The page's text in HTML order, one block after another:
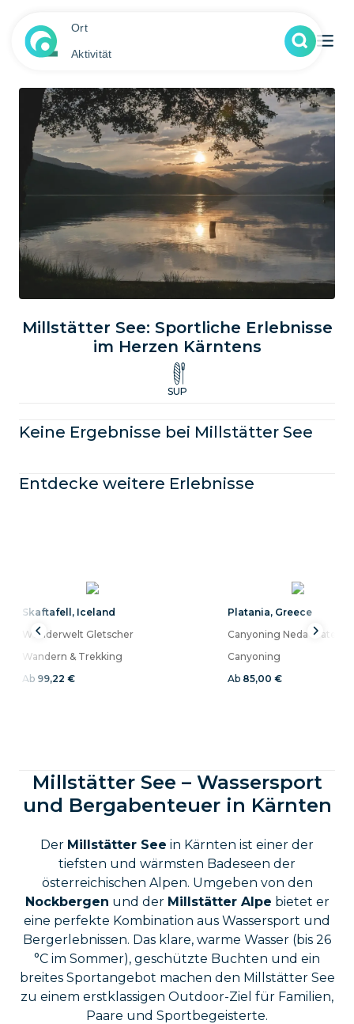
Ort
Aktivität
Millstätter See: Sportliche Erlebnisse
im Herzen Kärntens
Erlebe aufregende Touren, Unterricht und Verleih rund um
den Millstätter See
SUP
Keine Ergebnisse bei Millstätter See
Entdecke weitere Erlebnisse
Skaftafell, Iceland
Wunderwelt Gletscher
Wandern & Trekking
Ab 99,22 €
Platania, Greece
Canyoning Neda
Canyoning
Ab 85,00 €
Millstätter See – Wassersport
und Bergabenteuer in Kärnten
Der Millstätter See in Kärnten ist einer der
tiefsten und wärmsten Badeseen der
österreichischen Alpen. Umgeben von den
Nockbergen und der Millstätter Alpe bietet er
eine perfekte Kombination aus Wassersport und
Bergerlebnissen. Das klare, warme Wasser (bis 26
°C im Sommer), geschützte Buchten und ein
breites Sportangebot machen den Millstätter See
zu einem erstklassigen Outdoor-Ziel für Familien,
Paare und Sportbegeisterte.